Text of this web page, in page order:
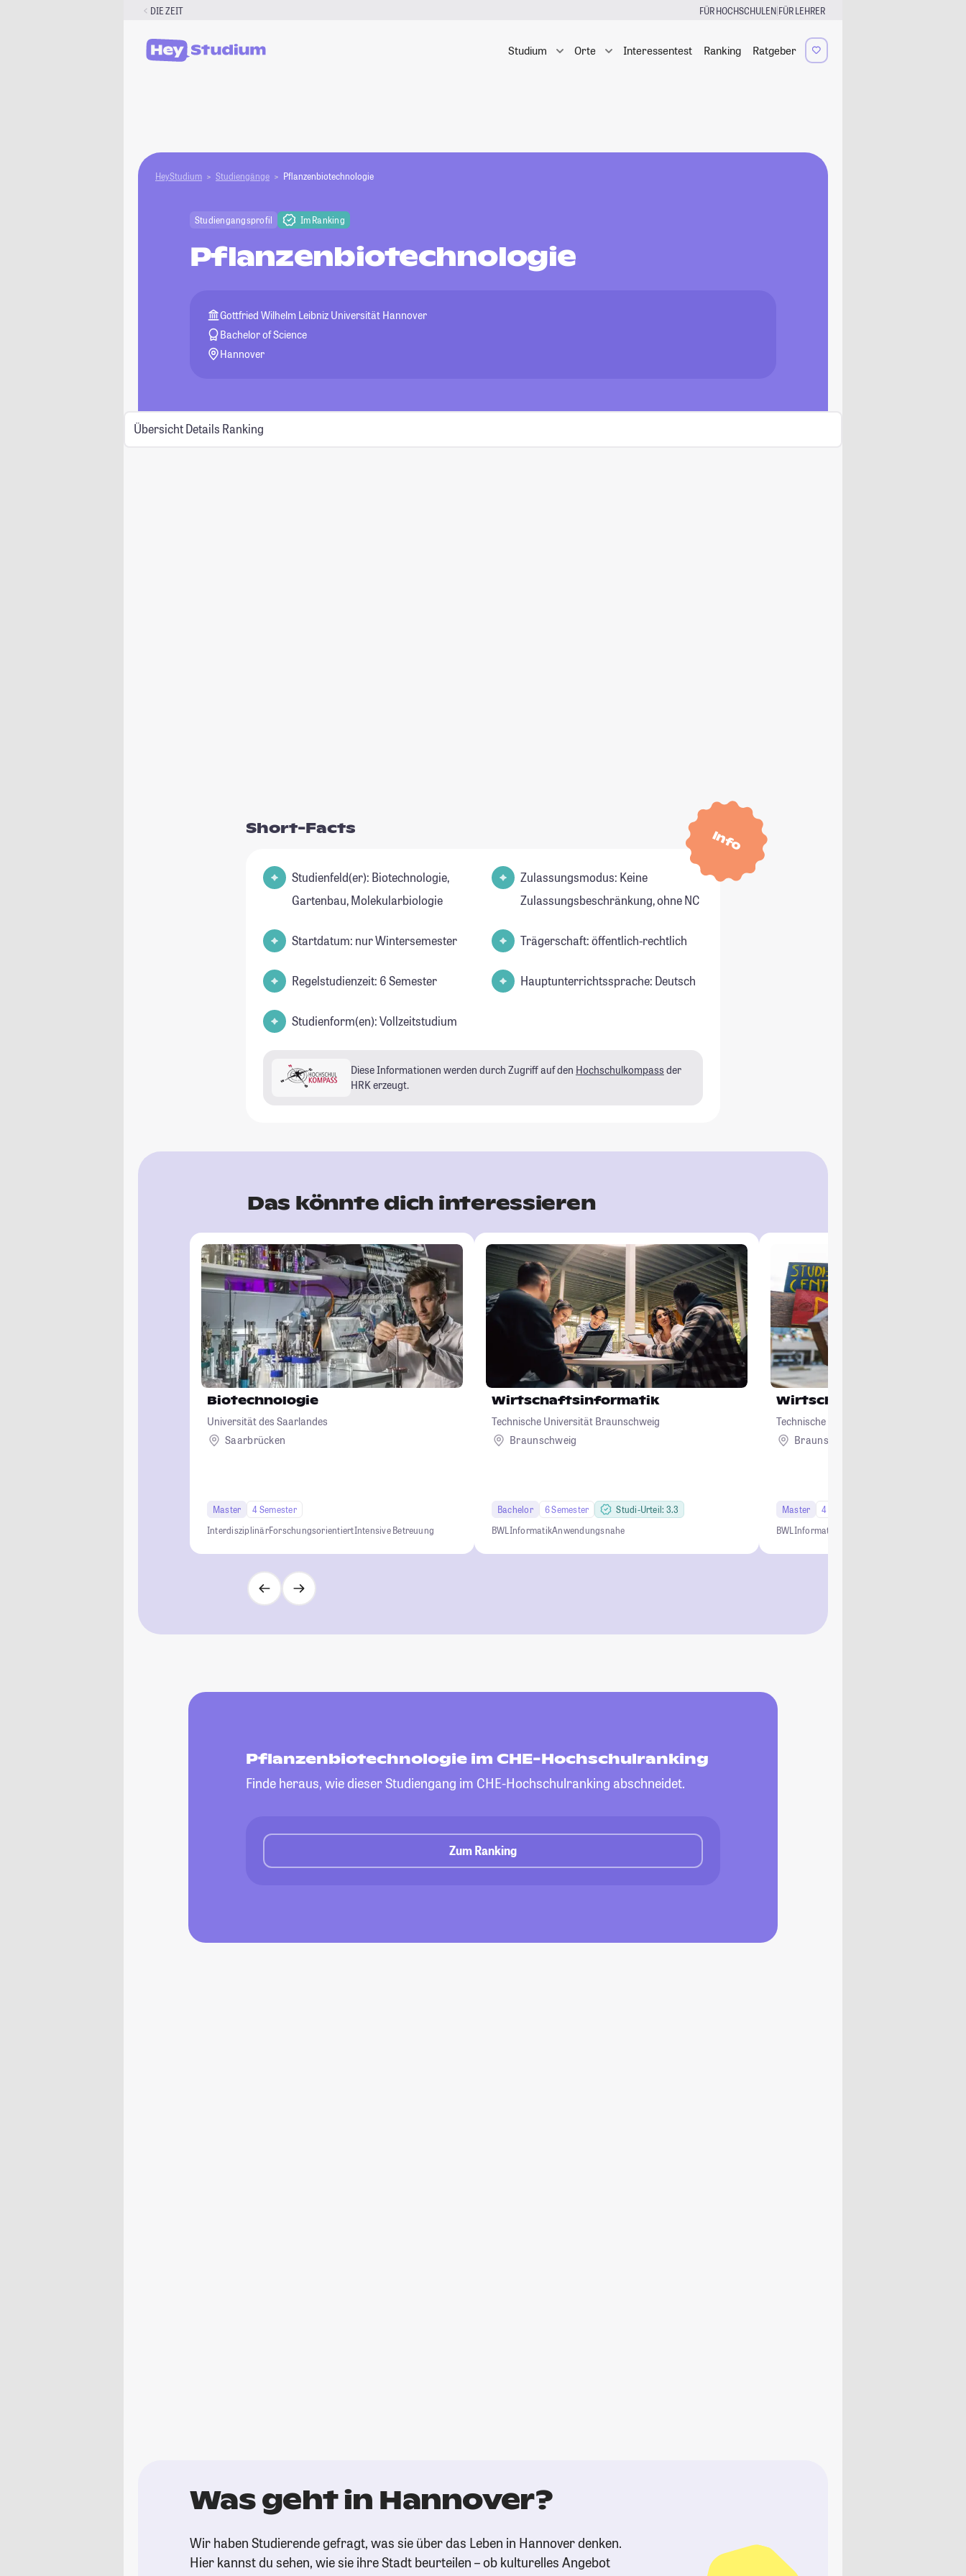
DIE ZEIT FÜR HOCHSCHULEN|FÜR LEHRER
Studium Orte Interessentest Ranking Ratgeber
HeyStudium Studiengänge Pflanzenbiotechnologie
Studiengangsprofil Im Ranking
Pflanzenbiotechnologie
Gottfried Wilhelm Leibniz Universität Hannover
Bachelor of Science
Hannover
Übersicht Details Ranking
Info
Short-Facts
Studienfeld(er): Biotechnologie,
Gartenbau, Molekularbiologie
Startdatum: nur Wintersemester
Regelstudienzeit: 6 Semester
Studienform(en): Vollzeitstudium
Zulassungsmodus: Keine
Zulassungsbeschränkung, ohne NC
Trägerschaft: öffentlich-rechtlich
Hauptunterrichtssprache: Deutsch
Diese Informationen werden durch Zugriff auf den Hochschulkompass der
HRK erzeugt.
Das könnte dich interessieren
Biotechnologie
Universität des Saarlandes
Saarbrücken
Master
4 Semester
InterdisziplinärForschungsorientiertIntensive Betreuung
Wirtschaftsinformatik
Technische Universität Braunschweig
Braunschweig
Bachelor 6 Semester
Studi-Urteil: 3.3
BWL InformatikAnwendungsnahe
Wirtschaftsinformatik
Technische Universität Braunschweig
Braunschweig
Master
4 Semester
BWL Informatik
Pflanzenbiotechnologie im CHE-Hochschulranking
Finde heraus, wie dieser Studiengang im CHE-Hochschulranking abschneidet.
Zum Ranking
Was geht in Hannover?
Wir haben Studierende gefragt, was sie über das Leben in Hannover denken.
Hier kannst du sehen, wie sie ihre Stadt beurteilen – ob kulturelles Angebot